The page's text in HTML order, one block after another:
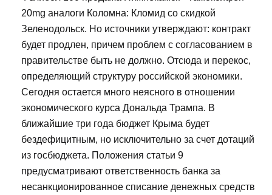
20mg аналоги Коломна: Кломид со скидкой
Зеленодольск. Но источники утверждают: контракт
будет продлен, причем проблем с согласованием в
правительстве быть не должно. Отсюда и перекос,
определяющий структуру российской экономики.
Сегодня остается много неясного в отношении
экономического курса Дональда Трампа. В
ближайшие три года бюджет Крыма будет
бездефицитным, но исключительно за счет дотаций
из госбюджета. Положения статьи 9
предусматривают ответственность банка за
несанкционированное списание денежных средств